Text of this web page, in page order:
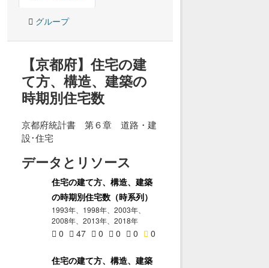
グループ
【京都府】住宅の建
て方、構造、建築の
時期別住宅数
京都府統計書 第６章 道路・建
設･住宅
データとリソース
住宅の建て方、構造、建築
の時期別住宅数（時系列）
1993年、1998年、2003年、
2008年、2013年、2018年
0 47 0 0 0 0
住宅の建て方、構造、建築